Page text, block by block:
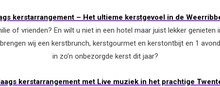
kerstarrangement – Het ultieme kerstgevoel in de
of vrienden? En wilt u niet in een hotel maar juist lekker genieten
wij een kerstbrunch, kerstgourmet en kerstontbijt en 1
in zo’n onbezorgde kerst dit jaar?
kerstarrangement met Live muziek in het prachtige